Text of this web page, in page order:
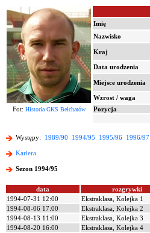
Imię
Nazwisko
Kraj
Data urodzenia
Miejsce urodzenia
Wzrost / waga
Fot: Historia GKS Bełchatów Pozycja
Występy: 1989/90 1994/95 1995/96 1996/97
Kariera
Sezon 1994/95
data rozgrywki
1994-07-31 12:00
Ekstraklasa, Kolejka 1
1994-08-06 17:00
Ekstraklasa, Kolejka 2
1994-08-13 11:00
Ekstraklasa, Kolejka 3
1994-08-20 16:00
Ekstraklasa, Kolejka 4